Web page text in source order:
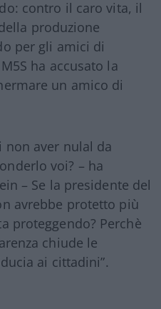
contro il caro vita, il
produzione
per gli amici di
ha accusato la
un amico di
non aver nulal da
voi? – ha
– Se la presidente del
avrebbe protetto più
proteggendo? Perchè
chiude le
ai cittadini”.